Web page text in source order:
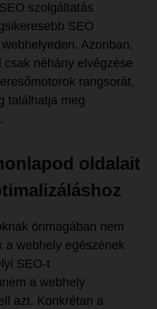
szolgáltatás
SEO
Azonban,
csak néhány elvégzése
rangsorát,
találhatja meg
oldalait
önmagában nem
a webhely egészének
SEO-t
a webhely
azt. Konkrétan a